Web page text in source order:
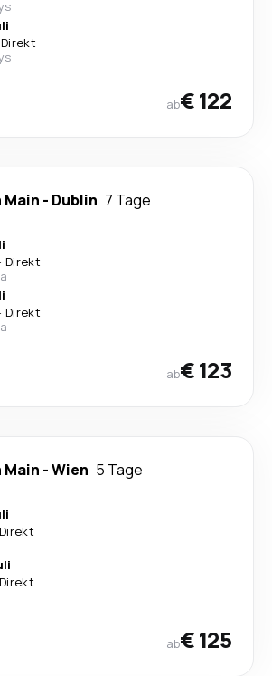
Direkt
ab€ 122
Main - Dublin 7 Tage
· Direkt
· Direkt
ab€ 123
Main -Wien 5 Tage
Direkt
Direkt
ab€ 125